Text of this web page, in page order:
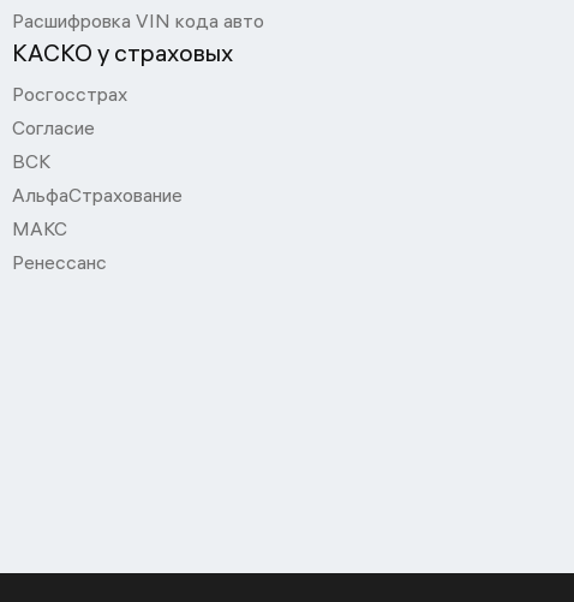
Расшифровка VIN кода авто
КАСКО у страховых
Росгосстрах
Согласие
ВСК
АльфаСтрахование
МАКС
Ренессанс